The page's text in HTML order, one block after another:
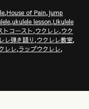
レ技術が楽しく向
,House of Pain,Jump
,ukulele lesson,Ukulele
トコースト,ウクレレ,ウク
レ弾き語り ,ウクレレ教室,
レレ,ラップウクレレ,